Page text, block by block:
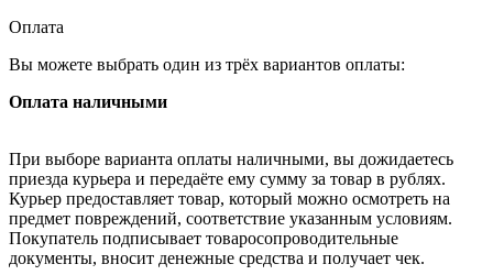
Оплата
Вы можете выбрать один из трёх вариантов оплаты:
Оплата наличными
При выборе варианта оплаты наличными, вы дожидаетесь
приезда курьера и передаёте ему сумму за товар в рублях.
Курьер предоставляет товар, который можно осмотреть на
предмет повреждений, соответствие указанным условиям.
Покупатель подписывает товаросопроводительные
документы, вносит денежные средства и получает чек.